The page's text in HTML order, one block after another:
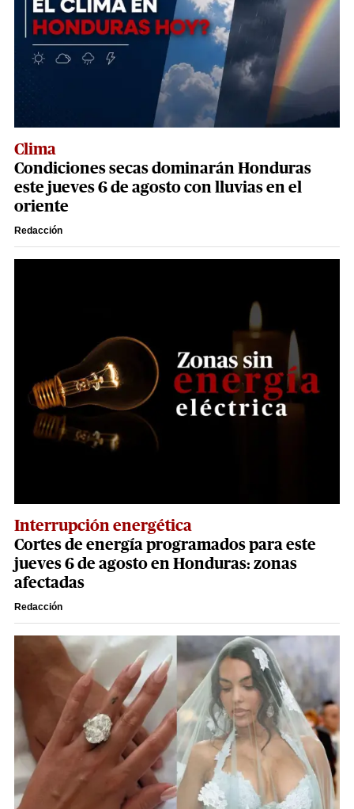
Clima
Condiciones secas dominarán Honduras
este jueves 6 de agosto con lluvias en el
oriente
Redacción
Interrupción energética
Cortes de energía programados para este
jueves 6 de agosto en Honduras: zonas
afectadas
Redacción